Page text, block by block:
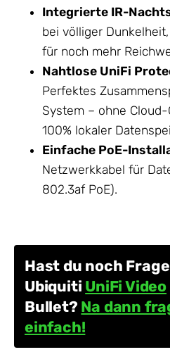
Integrierte IR-
bei völliger
für noch mehr
Nahtlose UniFi
Perfektes
System – ohne
100% lokaler
Einfache PoE-
Netzwerkkabel für
802.3af PoE).
Hast du noch
Ubiquiti UniFi Video
Bullet? Na dann
einfach!